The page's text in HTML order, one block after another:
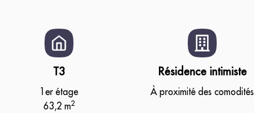
T3
1er étage
63,2 m2
Résidence intimiste
À proximité des comodités